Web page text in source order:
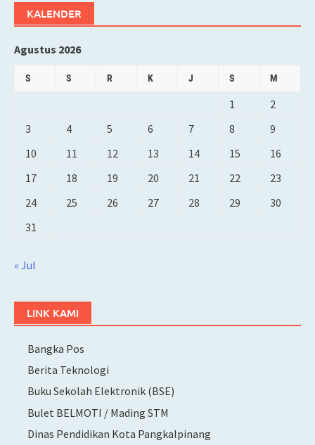
KALENDER
Agustus 2026
S S R K J S M
1
2
3
4 5 6 7 8
9
10
11 12 13 14 15
16
17
18 19 20 21 22
23
24
25 26 27 28 29
30
31
« Jul
LINK KAMI
Bangka Pos
Berita Teknologi
Buku Sekolah Elektronik (BSE)
Bulet BELMOTI / Mading STM
Dinas Pendidikan Kota Pangkalpinang